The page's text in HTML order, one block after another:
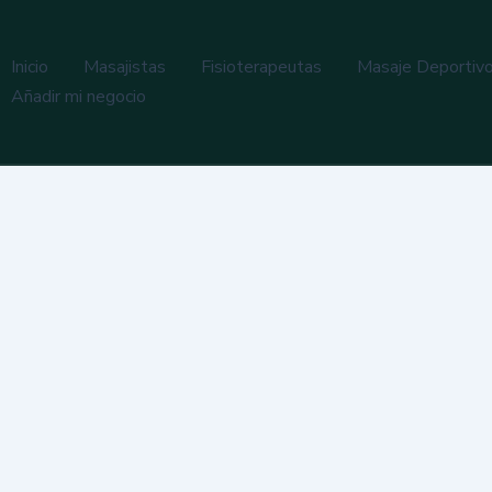
Inicio Masajistas Fisioterapeutas Masaje Deportivo
Añadir mi negocio